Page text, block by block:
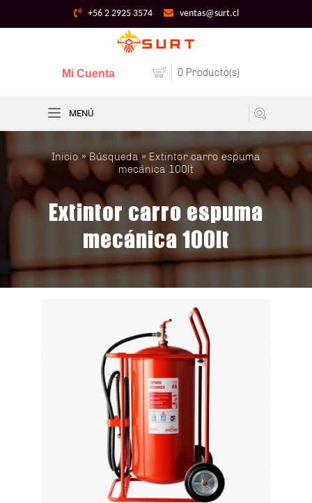
+56 2 2925 3574 ventas@surt.cl
0 Producto(s)
Mi Cuenta
MENÚ
Inicio »Búsqueda» Extintor carro espuma
mecánica 100lt
Extintor carro espuma
mecánica 100lt